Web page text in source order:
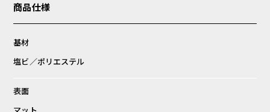
商品仕様
基材
塩ビ／ポリエステル
表面